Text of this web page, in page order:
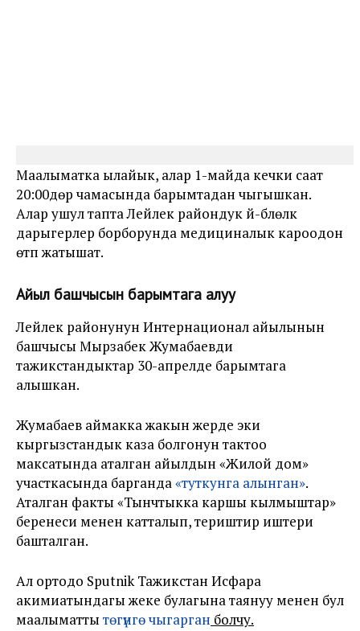
Маалыматка ылайык, алар 1-майда кечки саат
20:00дөр чамасында барымтадан чыгышкан.
Алар ушул тапта Лейлек райондук үй-бүлөлүк
дарыгерлер борборунда медициналык кароодон
өтүп жатышат.
Айыл башчысын барымтага алуу
Лейлек районунун Интернационал айылынын
башчысы Мырзабек Жумабаевди
тажикстандыктар 30-апрелде барымтага
алышкан.
Жумабаев аймакка жакын жерде эки
кыргызстандык каза болгонун тактоо
максатында аталган айылдын «Жилой дом»
участкасында барганда«туткунга алынган».
Аталган факты «Тынчтыкка каршы кылмыштар»
беренеси менен катталып, териштирүү иштери
башталган.
Ал ортодо Sputnik Тажикстан Исфара
акимиатындагы жеке булагына таянуу менен бул
маалыматты төгүнгө чыгарган болчу.